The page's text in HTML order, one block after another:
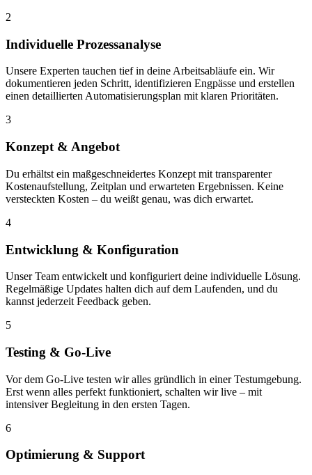
2
Individuelle Prozessanalyse
Unsere Experten tauchen tief in deine Arbeitsabläufe ein. Wir
dokumentieren jeden Schritt, identifizieren Engpässe und erstellen
einen detaillierten Automatisierungsplan mit klaren Prioritäten.
3
Konzept & Angebot
Du erhältst ein maßgeschneidertes Konzept mit transparenter
Kostenaufstellung, Zeitplan und erwarteten Ergebnissen. Keine
versteckten Kosten – du weißt genau, was dich erwartet.
4
Entwicklung & Konfiguration
Unser Team entwickelt und konfiguriert deine individuelle Lösung.
Regelmäßige Updates halten dich auf dem Laufenden, und du
kannst jederzeit Feedback geben.
5
Testing & Go-Live
Vor dem Go-Live testen wir alles gründlich in einer Testumgebung.
Erst wenn alles perfekt funktioniert, schalten wir live – mit
intensiver Begleitung in den ersten Tagen.
6
Optimierung & Support